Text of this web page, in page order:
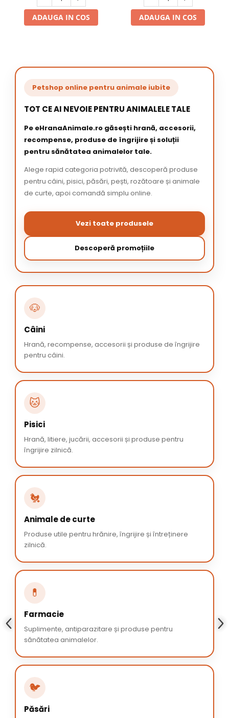
ADAUGA IN COS ADAUGA IN COS
Petshop online pentru animale iubite
TOT CE AI NEVOIE PENTRU ANIMALELE TALE
Pe eHranaAnimale.ro găsești hrană, accesorii,
recompense, produse de îngrijire și soluții
pentru sănătatea animalelor tale.
Alege rapid categoria potrivită, descoperă produse
pentru câini, pisici, păsări, pești, rozătoare și animale
de curte, apoi comandă simplu online.
Vezi toate produsele
Descoperă promoțiile
🐶
Câini
Hrană, recompense, accesorii și produse de îngrijire
pentru câini.
🐱
Pisici
Hrană, litiere, jucării, accesorii și produse pentru
îngrijire zilnică.
🐔
Animale de curte
Produse utile pentru hrănire, îngrijire și întreținere
zilnică.
💊
Farmacie
Suplimente, antiparazitare și produse pentru
sănătatea animalelor.
🐦
Păsări